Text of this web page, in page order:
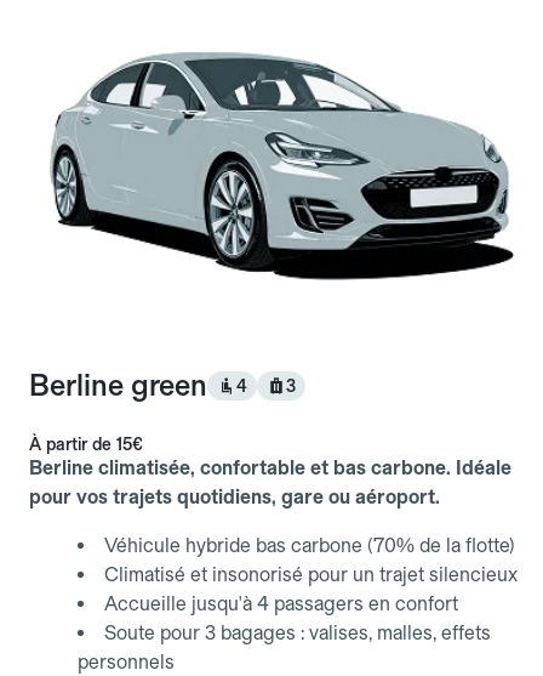
Berline green 4 3
À partir de 15€
Berline climatisée, confortable et bas carbone. Idéale
pour vos trajets quotidiens, gare ou aéroport.
Véhicule hybride bas carbone (70% de la flotte)
Climatisé et insonorisé pour un trajet silencieux
Accueille jusqu'à 4 passagers en confort
Soute pour 3 bagages : valises, malles, effets
personnels